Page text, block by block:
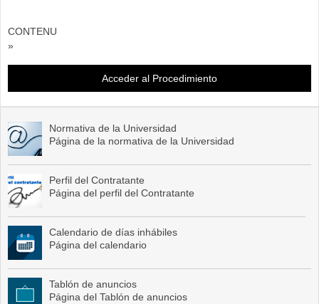
CONTENU
»
Acceder al Procedimiento
Normativa de la Universidad
Página de la normativa de la Universidad
Perfil del Contratante
Página del perfil del Contratante
Calendario de días inhábiles
Página del calendario
Tablón de anuncios
Página del Tablón de anuncios